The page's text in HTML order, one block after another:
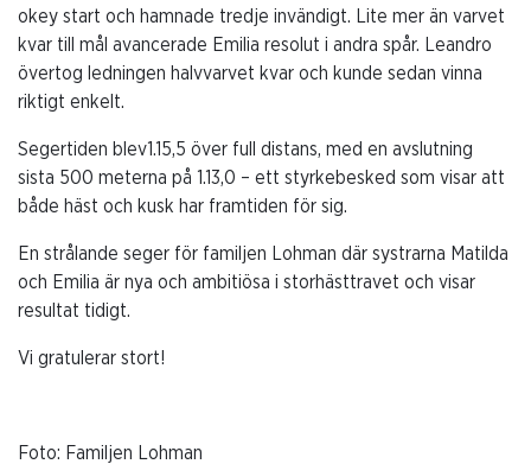
okey start och hamnade tredje invändigt. Lite mer än varvet
kvar till mål avancerade Emilia resolut i andra spår. Leandro
övertog ledningen halvvarvet kvar och kunde sedan vinna
riktigt enkelt.
Segertiden blev1.15,5 över full distans, med en avslutning
sista 500 meterna på 1.13,0 – ett styrkebesked som visar att
både häst och kusk har framtiden för sig.
En strålande seger för familjen Lohman där systrarna Matilda
och Emilia är nya och ambitiösa i storhästtravet och visar
resultat tidigt.
Vi gratulerar stort!
Foto: Familjen Lohman